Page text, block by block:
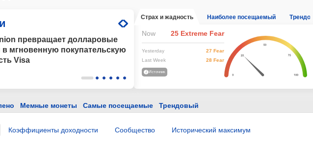
превращает долларовые
мгновенную покупательскую
Visa
Страх и жадность Наиболее посещаемый
Now 25 Extreme Fear
Yesterday
27 Fear
Last Week
28 Fear
Источник
Мемные монеты Самые посещаемые Трендовый
Коэффициенты доходности Сообщество Исторический максимум